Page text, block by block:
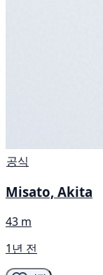
공식
Misato, Akita
43 m
1년 전